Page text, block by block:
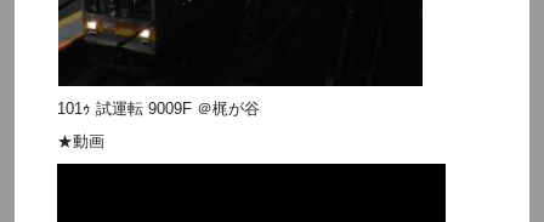
101ｩ 試運転 9009F ＠梶が谷
★動画